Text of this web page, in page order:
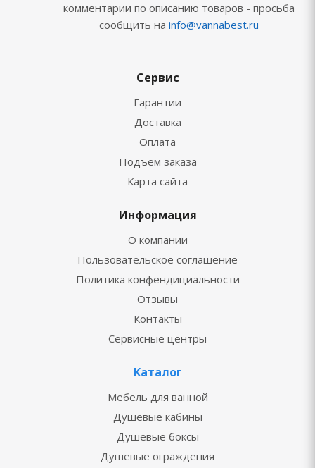
комментарии по описанию товаров - просьба
сообщить на info@vannabest.ru
Сервис
Гарантии
Доставка
Оплата
Подъём заказа
Карта сайта
Информация
О компании
Пользовательское соглашение
Политика конфендициальности
Отзывы
Контакты
Сервисные центры
Каталог
Мебель для ванной
Душевые кабины
Душевые боксы
Душевые ограждения